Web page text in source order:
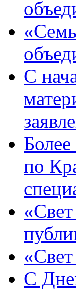
С
по
C